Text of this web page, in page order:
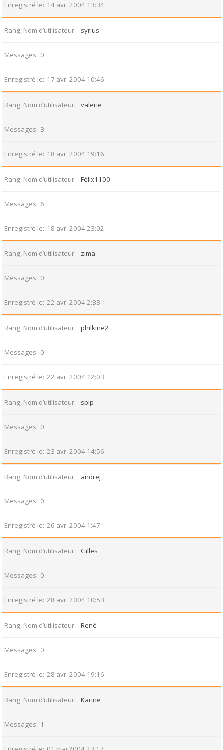
Enregistré le 14 avr. 2004 13:34
Rang, Nom d’utilisateur syrius
Messages 0
Enregistré le 17 avr. 2004 10:46
Rang, Nom d’utilisateur valerie
Messages 3
Enregistré le 18 avr. 2004 19:16
Rang, Nom d’utilisateur Félix1100
Messages 6
Enregistré le 18 avr. 2004 23:02
Rang, Nom d’utilisateur zima
Messages 0
Enregistré le 22 avr. 2004 2:38
Rang, Nom d’utilisateur philkine2
Messages 0
Enregistré le 22 avr. 2004 12:03
Rang, Nom d’utilisateur spip
Messages 0
Enregistré le 23 avr. 2004 14:56
Rang, Nom d’utilisateur andrej
Messages 0
Enregistré le 26 avr. 2004 1:47
Rang, Nom d’utilisateur Gilles
Messages 0
Enregistré le 28 avr. 2004 10:53
Rang, Nom d’utilisateur René
Messages 0
Enregistré le 28 avr. 2004 19:16
Rang, Nom d’utilisateur Karine
Messages 1